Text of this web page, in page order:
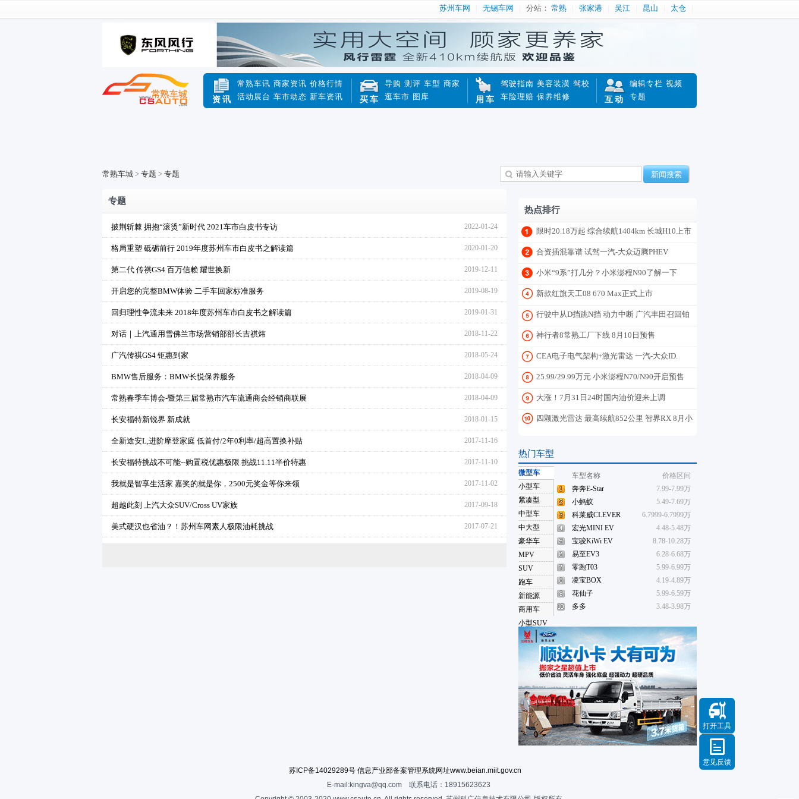
苏州车网 无锡车网 分站： 常熟 张家港 吴江 昆山 太仓
资讯
常熟车讯 商家资讯 价格行情
活动展台 车市动态 新车资讯 买车
导购 测评 车型 商家
逛车市 图库 用车
驾驶指南 美容装潢 驾校
车险理赔 保养维修 互动
编辑专栏 视频
专题
打开工具
意见反馈
常熟车城 > 专题 > 专题 新闻搜索
专题
披荆斩棘 拥抱“滚烫”新时代 2021车市白皮书专访 2022-01-24
格局重塑 砥砺前行 2019年度苏州车市白皮书之解读篇 2020-01-20
第二代 传祺GS4 百万信赖 耀世换新 2019-12-11
开启您的完整BMW体验 二手车回家标准服务 2019-08-19
回归理性争流未来 2018年度苏州车市白皮书之解读篇 2019-01-31
对话｜上汽通用雪佛兰市场营销部部长吉祺炜 2018-11-22
广汽传祺GS4 钜惠到家 2018-05-24
BMW售后服务：BMW长悦保养服务 2018-04-09
常熟春季车博会-暨第三届常熟市汽车流通商会经销商联展 2018-04-09
长安福特新锐界 新成就 2018-01-15
全新途安L,进阶摩登家庭 低首付/2年0利率/超高置换补贴 2017-11-16
长安福特挑战不可能--购置税优惠极限 挑战11.11半价特惠 2017-11-10
我就是智享生活家 嘉奖的就是你，2500元奖金等你来领 2017-11-02
超越此刻 上汽大众SUV/Cross UV家族 2017-09-18
美式硬汉也省油？！苏州车网素人极限油耗挑战 2017-07-21
热点排行
限时20.18万起 综合续航1404km 长城H10上市
合资插混靠谱 试驾一汽-大众迈腾PHEV
小米“9系”打几分？小米澎程N90了解一下
新款红旗天工08 670 Max正式上市
行驶中从D挡跳N挡 动力中断 广汽丰田召回铂
智7
神行者8常熟工厂下线 8月10日预售
CEA电子电气架构+激光雷达 一汽-大众ID.
AURA T6盲订
25.99/29.99万元 小米澎程N70/N90开启预售
大涨！7月31日24时国内油价迎来上调
四颗激光雷达 最高续航852公里 智界RX 8月小
热门车型
微型车
小型车
紧凑型
中型车
中大型
豪华车
MPV
SUV
跑车
新能源
商用车
小型SUV
紧凑型
SUV
中型SUV
中大型
SUV
全尺寸
SUV
小型MPV
紧凑型
中型MPV
车型名称
价格区间
奔奔E-Star
7.99-7.99万
小蚂蚁
5.49-7.69万
科莱威CLEVER
6.7999-6.7999万
宏光MINI EV
4.48-5.48万
宝骏KiWi EV
8.78-10.28万
易至EV3
6.28-6.68万
零跑T03
5.99-6.99万
凌宝BOX
4.19-4.89万
花仙子
5.99-6.59万
多多
3.48-3.98万
苏ICP备14029289号 信息产业部备案管理系统网址www.beian.miit.gov.cn
E-mail:kingva@qq.com 联系电话：18915623623